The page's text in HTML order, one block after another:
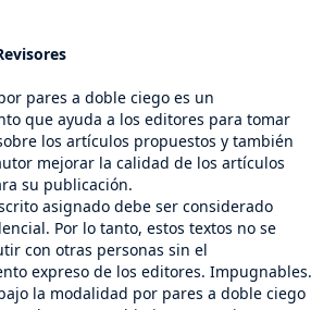
pares a doble ciego es un
que ayuda a los editores para tomar
los artículos propuestos y también
mejorar la calidad de los artículos
su publicación.
asignado debe ser considerado
Por lo tanto, estos textos no se
con otras personas sin el
expreso de los editores. Impugnables.
la modalidad por pares a doble ciego